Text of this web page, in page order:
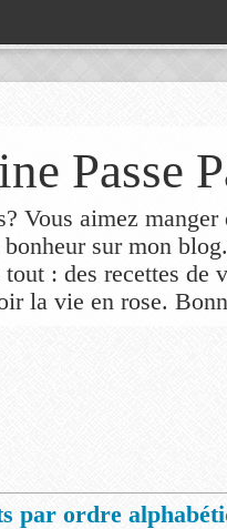
Passe
Vous aimez
sur mon
: des recettes de
la vie en rose.
par ordre